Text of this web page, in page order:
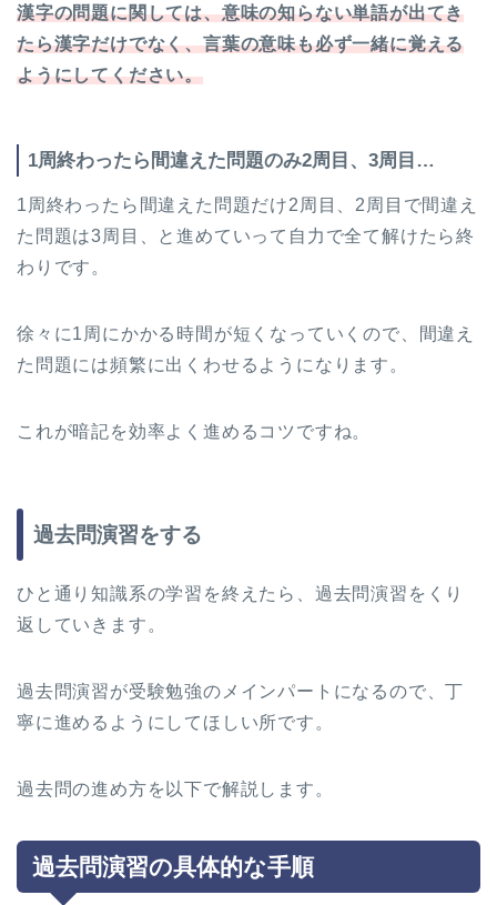
漢字の問題に関しては、意味の知らない単語が出てき
たら漢字だけでなく、言葉の意味も必ず一緒に覚える
ようにしてください。
1周終わったら間違えた問題のみ2周目、3周目…
1周終わったら間違えた問題だけ2周目、2周目で間違え
た問題は3周目、と進めていって自力で全て解けたら終
わりです。
徐々に1周にかかる時間が短くなっていくので、間違え
た問題には頻繁に出くわせるようになります。
これが暗記を効率よく進めるコツですね。
過去問演習をする
ひと通り知識系の学習を終えたら、過去問演習をくり
返していきます。
過去問演習が受験勉強のメインパートになるので、丁
寧に進めるようにしてほしい所です。
過去問の進め方を以下で解説します。
過去問演習の具体的な手順